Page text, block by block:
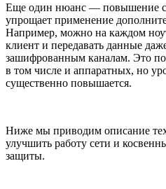
Еще один нюанс — повышение
упрощает применение
Например, можно на каждом
клиент и передавать данные
зашифрованным каналам. Это
в том числе и аппаратных, но
существенно повышается.
Ниже мы приводим описание
улучшить работу сети и
защиты.